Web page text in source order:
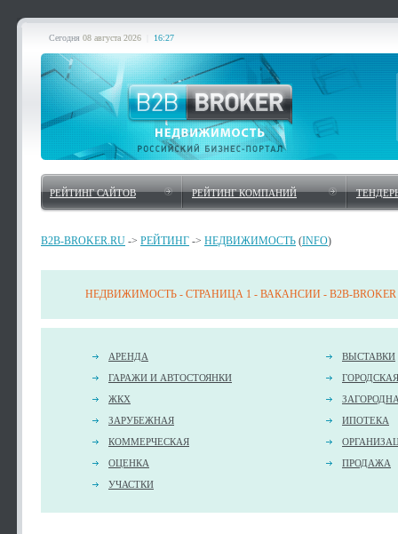
Сегодня 08 августа 2026 16:27
РЕЙТИНГ САЙТОВ РЕЙТИНГ КОМПАНИЙ
B2B-BROKER.RU -> РЕЙТИНГ -> НЕДВИЖИМОСТЬ (INFO)
НЕДВИЖИМОСТЬ - СТРАНИЦА 1 - ВАКАНСИИ - B2B-BROKER
АРЕНДА
ВЫСТАВКИ
ГАРАЖИ И АВТОСТОЯНКИ
ГОРОДСКАЯ
ЖКХ
ЗАРУБЕЖНАЯ
ИПОТЕКА
КОММЕРЧЕСКАЯ
ОЦЕНКА
ПРОДАЖА
УЧАСТКИ